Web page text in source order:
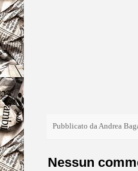
Pubblicato daAndrea
Nessun